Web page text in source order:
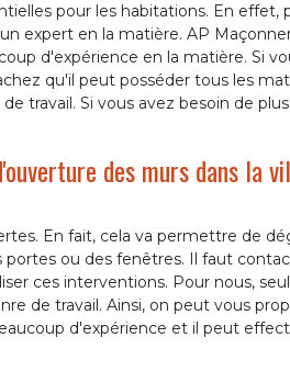
pour les habitations. En effet,
expert en la matière. AP
d'expérience en la matière. Si
qu'il peut posséder tous les
travail. Si vous avez besoin de
des murs dans la
En fait, cela va permettre de
ou des fenêtres. Il faut
ces interventions. Pour nous,
de travail. Ainsi, on peut vous
d'expérience et il peut